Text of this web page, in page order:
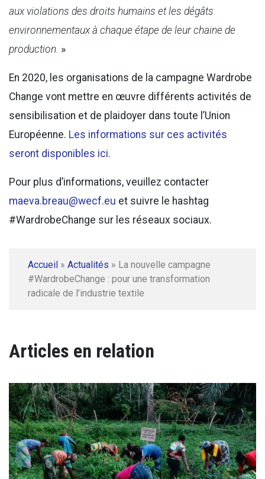
aux violations des droits humains et les dégâts
environnementaux à chaque étape de leur chaine de
production. »
En 2020, les organisations de la campagne Wardrobe
Change vont mettre en œuvre différents activités de
sensibilisation et de plaidoyer dans toute l’Union
Européenne. Les informations sur ces activités
seront disponibles ici.
Pour plus d’informations, veuillez contacter
maeva.breau@wecf.eu et suivre le hashtag
#WardrobeChange sur les réseaux sociaux.
Accueil » Actualités » La nouvelle campagne
#WardrobeChange : pour une transformation
radicale de l’industrie textile
Articles en relation